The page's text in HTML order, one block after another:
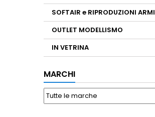
SOFTAIR e RIPRODUZIONI ARMI
OUTLET MODELLISMO
IN VETRINA
MARCHI